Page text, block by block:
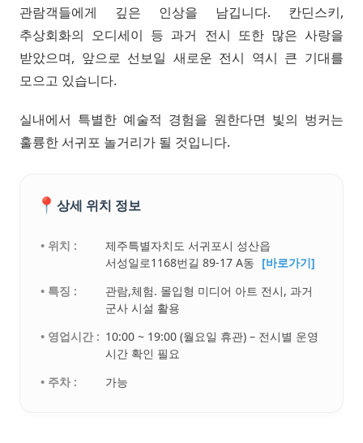
관람객들에게 깊은 인상을 남깁니다. 칸딘스키,
추상회화의 오디세이 등 과거 전시 또한 많은 사랑을
받았으며, 앞으로 선보일 새로운 전시 역시 큰 기대를
모으고 있습니다.
실내에서 특별한 예술적 경험을 원한다면 빛의 벙커는
훌륭한 서귀포 놀거리가 될 것입니다.
📍 상세 위치 정보
• 위치 :
제주특별자치도 서귀포시 성산읍
서성일로1168번길 89-17 A동 [바로가기]
• 특징 :
관람,체험. 몰입형 미디어 아트 전시, 과거
군사 시설 활용
• 영업시간 : 10:00 ~ 19:00 (월요일 휴관) – 전시별 운영
시간 확인 필요
• 주차 :
가능